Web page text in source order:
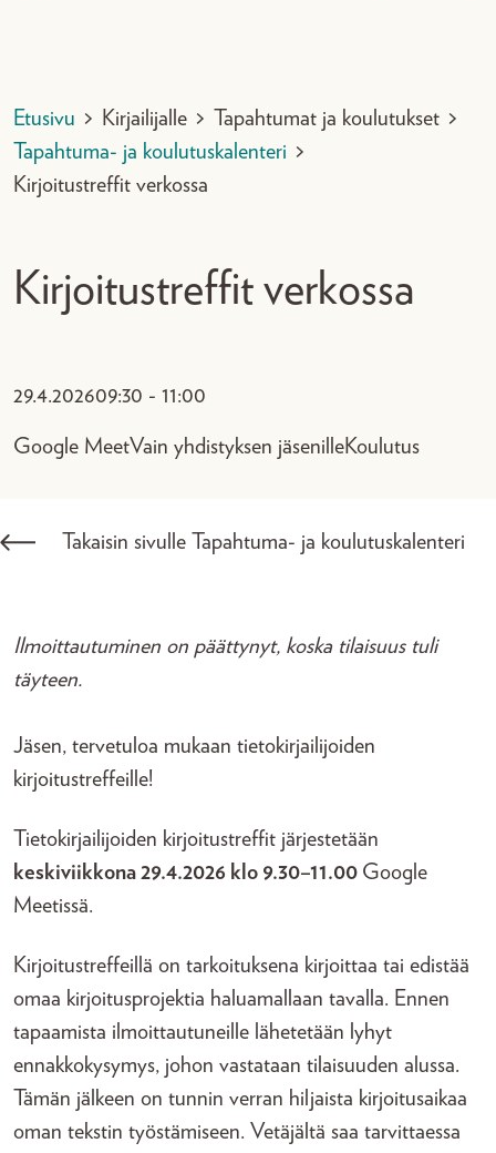
Etusivu > Kirjailijalle > Tapahtumat ja koulutukset >
Tapahtuma- ja koulutuskalenteri >
Kirjoitustreffit verkossa
Kirjoitustreffit verkossa
29.4.202609:30 - 11:00
Google MeetVain yhdistyksen jäsenilleKoulutus
Takaisin sivulle Tapahtuma- ja koulutuskalenteri
Ilmoittautuminen on päättynyt, koska tilaisuus tuli
täyteen.
Jäsen, tervetuloa mukaan tietokirjailijoiden
kirjoitustreffeille!
Tietokirjailijoiden kirjoitustreffit järjestetään
keskiviikkona 29.4.2026 klo 9.30–11.00 Google
Meetissä.
Kirjoitustreffeillä on tarkoituksena kirjoittaa tai edistää
omaa kirjoitusprojektia haluamallaan tavalla. Ennen
tapaamista ilmoittautuneille lähetetään lyhyt
ennakkokysymys, johon vastataan tilaisuuden alussa.
Tämän jälkeen on tunnin verran hiljaista kirjoitusaikaa
oman tekstin työstämiseen. Vetäjältä saa tarvittaessa